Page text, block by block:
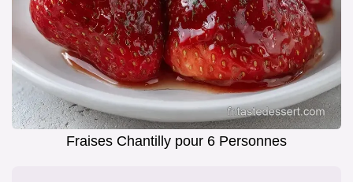
Fraises Chantilly pour 6 Personnes